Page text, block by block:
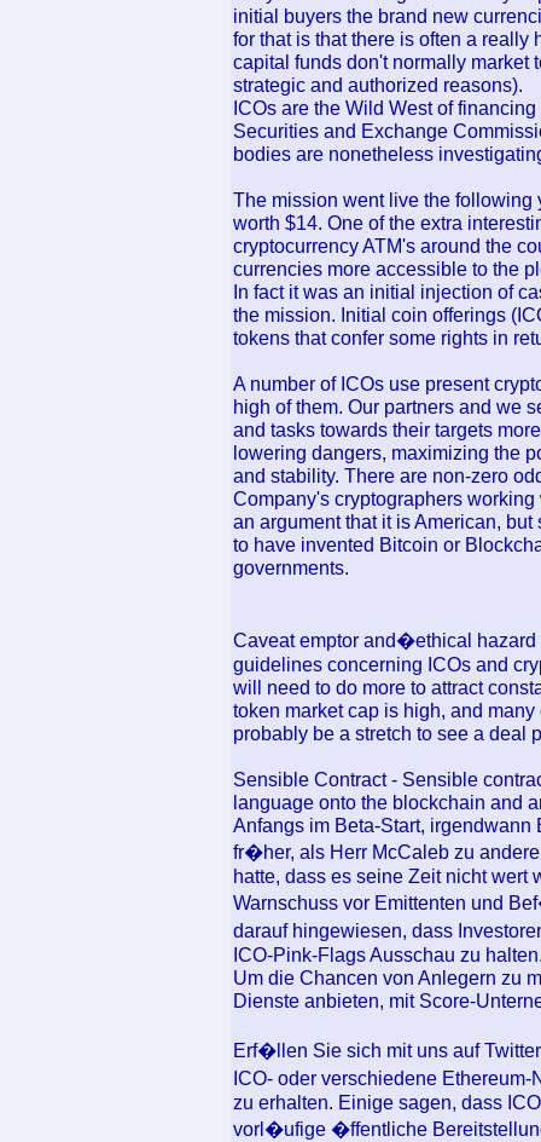
initial buyers the brand new
for that is that there is often a
capital funds don't normally market
strategic and authorized reasons).
ICOs are the Wild West of
Securities and Exchange
bodies are nonetheless
The mission went live the following
worth $14. One of the extra
cryptocurrency ATM's around the
currencies more accessible to the
In fact it was an initial injection of
the mission. Initial coin offerings
tokens that confer some rights in
A number of ICOs use present
high of them. Our partners and we
and tasks towards their targets
lowering dangers, maximizing the
and stability. There are non-zero
Company's cryptographers
an argument that it is American,
to have invented Bitcoin or
governments.
Caveat emptor and�ethical hazard
guidelines concerning ICOs and
will need to do more to attract
token market cap is high, and
probably be a stretch to see a deal
Sensible Contract - Sensible
language onto the blockchain and
Anfangs im Beta-Start,
fr�her, als Herr McCaleb zu
hatte, dass es seine Zeit nicht wert
Warnschuss vor Emittenten und
darauf hingewiesen, dass
ICO-Pink-Flags Ausschau zu
Um die Chancen von Anlegern zu
Dienste anbieten, mit Score-
Erf�llen Sie sich mit uns auf
ICO- oder verschiedene
zu erhalten. Einige sagen, dass
vorl�ufige �ffentliche